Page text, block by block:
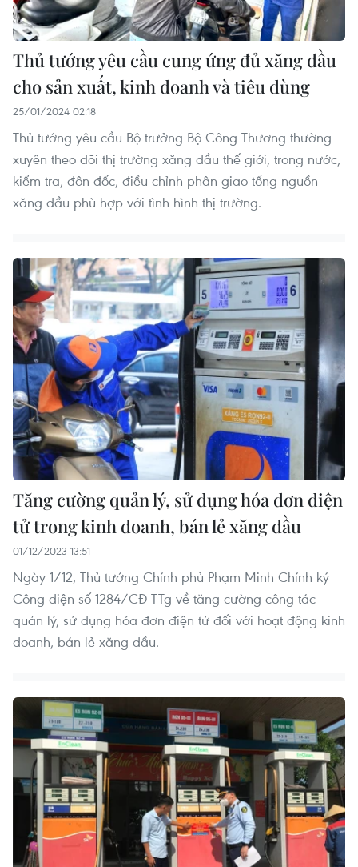
Thủ tướng yêu cầu cung ứng đủ xăng dầu
cho sản xuất, kinh doanh và tiêu dùng
25/01/2024 02:18
Thủ tướng yêu cầu Bộ trưởng Bộ Công Thương thường
xuyên theo dõi thị trường xăng dầu thế giới, trong nước;
kiểm tra, đôn đốc, điều chỉnh phân giao tổng nguồn
xăng dầu phù hợp với tình hình thị trường.
Tăng cường quản lý, sử dụng hóa đơn điện
tử trong kinh doanh, bán lẻ xăng dầu
01/12/2023 13:51
Ngày 1/12, Thủ tướng Chính phủ Phạm Minh Chính ký
Công điện số 1284/CĐ-TTg về tăng cường công tác
quản lý, sử dụng hóa đơn điện tử đối với hoạt động kinh
doanh, bán lẻ xăng dầu.